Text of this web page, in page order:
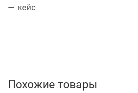
кейс
Похожие товары